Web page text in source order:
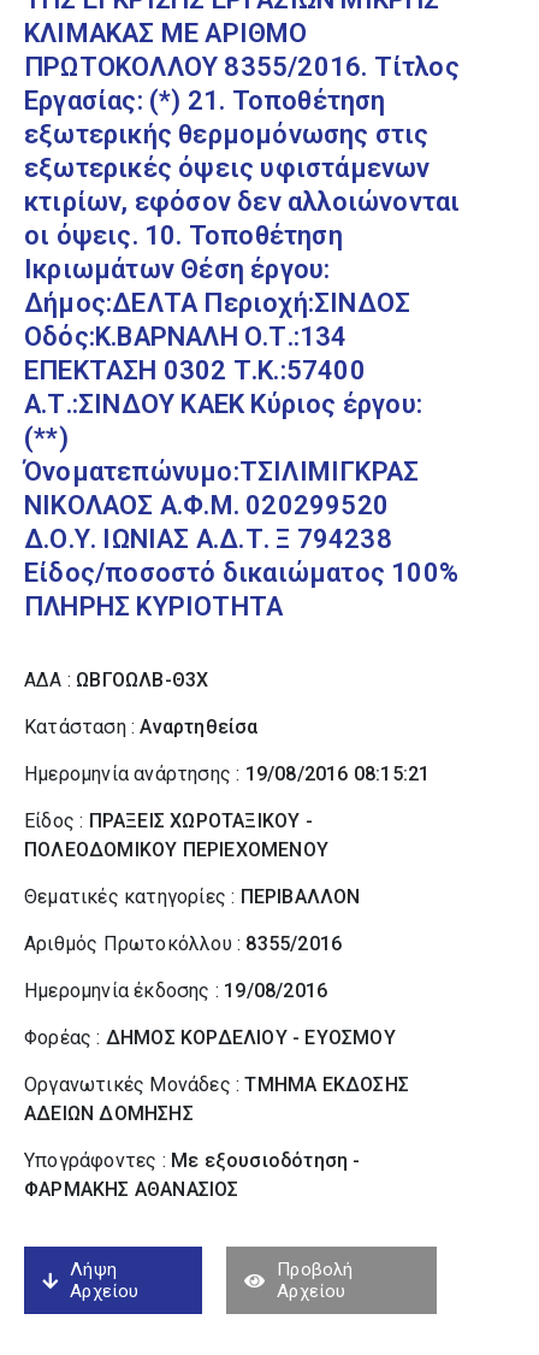
ΚΛΙΜΑΚΑΣ ΜΕ ΑΡΙΘΜΟ
ΠΡΩΤΟΚΟΛΛΟΥ 8355/2016. Τίτλος
Εργασίας: (*) 21. Τοποθέτηση
εξωτερικής θερμομόνωσης στις
εξωτερικές όψεις υφιστάμενων
κτιρίων, εφόσον δεν αλλοιώνονται
οι όψεις. 10. Τοποθέτηση
Ικριωμάτων Θέση έργου:
Δήμος:ΔΕΛΤΑ Περιοχή:ΣΙΝΔΟΣ
Οδός:Κ.ΒΑΡΝΑΛΗ Ο.Τ.:134
ΕΠΕΚΤΑΣΗ 0302 Τ.Κ.:57400
Α.Τ.:ΣΙΝΔΟΥ ΚΑΕΚ Κύριος έργου:
(**)
Όνοματεπώνυμο:ΤΣΙΛΙΜΙΓΚΡΑΣ
ΝΙΚΟΛΑΟΣ Α.Φ.Μ. 020299520
Δ.Ο.Υ. ΙΩΝΙΑΣ Α.Δ.Τ. Ξ 794238
Είδος/ποσοστό δικαιώματος 100%
ΠΛΗΡΗΣ ΚΥΡΙΟΤΗΤΑ
ΑΔΑ : ΩΒΓΟΩΛΒ-Θ3Χ
Κατάσταση :Αναρτηθείσα
Ημερομηνία ανάρτησης : 19/08/2016 08:15:21
Είδος : ΠΡΑΞΕΙΣ ΧΩΡΟΤΑΞΙΚΟΥ -
ΠΟΛΕΟΔΟΜΙΚΟΥ ΠΕΡΙΕΧΟΜΕΝΟΥ
Θεματικές κατηγορίες : ΠΕΡΙΒΑΛΛΟΝ
Αριθμός Πρωτοκόλλου : 8355/2016
Ημερομηνία έκδοσης : 19/08/2016
Φορέας : ΔΗΜΟΣ ΚΟΡΔΕΛΙΟΥ - ΕΥΟΣΜΟΥ
Οργανωτικές Μονάδες :ΤΜΗΜΑ ΕΚΔΟΣΗΣ
ΑΔΕΙΩΝ ΔΟΜΗΣΗΣ
Υπογράφοντες : Με εξουσιοδότηση -
ΦΑΡΜΑΚΗΣ ΑΘΑΝΑΣΙΟΣ
Λήψη
Αρχείου
Προβολή
Αρχείου